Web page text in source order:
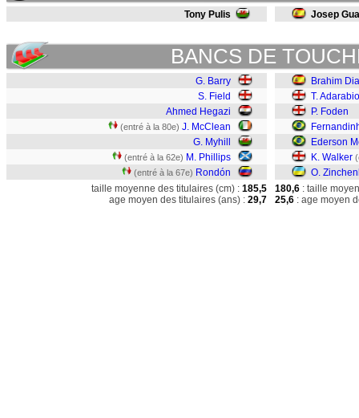
Tony Pulis Josep
BANCS DE
G. Barry
S. Field
Ahmed Hegazi
(entré à la 80e) J. McClean
G. Myhill
(entré à la 62e) M. Phillips
(entré à la 67e) Rondón
Brahim
T.
P. Foden
Ederson
K. Walker
O.
taille moyenne des titulaires (cm) : 185,5
age moyen des titulaires (ans) : 29,7
180,6 : taille
25,6 : age moyen